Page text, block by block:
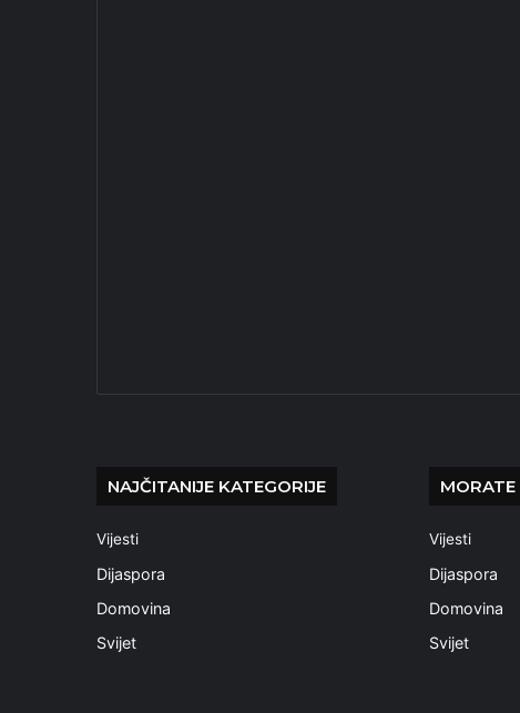
NAJČITANIJE KATEGORIJE
Vijesti
Dijaspora
Domovina
Svijet
Vijesti
Dijaspora
Domovina
Svijet